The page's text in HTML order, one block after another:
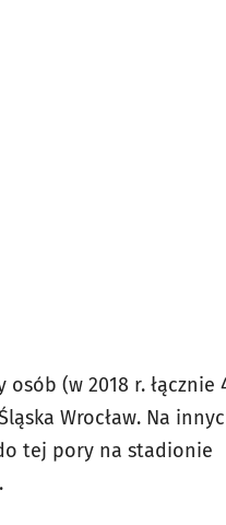
(w 2018 r. łącznie
Wrocław. Na
tej pory na stadionie